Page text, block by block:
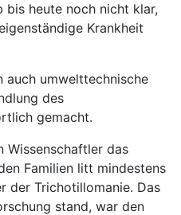
bis heute noch nicht klar,
Krankheit
auch umwelttechnische
des
gemacht.
Wissenschaftler das
Familien litt mindestens
der Trichotillomanie. Das
stand, war den